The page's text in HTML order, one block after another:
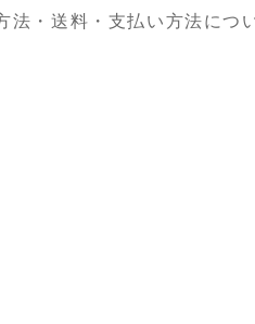
法・送料・支払い方法につ